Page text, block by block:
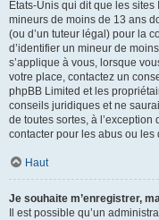
États-Unis qui dit que les
mineurs de moins de 13 ans
(ou d’un tuteur légal) pour la
d’identifier un mineur de
s’applique à vous, lorsque
votre place, contactez un
phpBB Limited et les
conseils juridiques et ne
de toutes sortes, à
contacter pour les abus ou
Haut
Je souhaite m’enregistrer,
Il est possible qu’un